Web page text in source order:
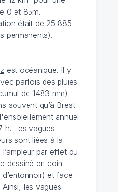
0 et 85m.
était de 25 885
permanents).
est océanique. Il y
parfois des pluies
de 1483 mm)
souvent qu’à Brest
annuel
h. Les vagues
sont liées à la
par effet du
dessiné en coin
et face
Ainsi, les vagues